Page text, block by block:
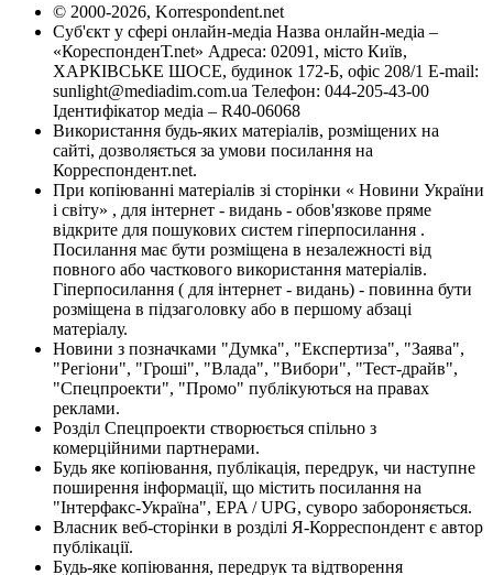
© 2000-2026, Korrespondent.net
Суб'єкт у сфері онлайн-медіа Назва онлайн-медіа –
«КореспонденТ.net» Адреса: 02091, місто Київ,
ХАРКІВСЬКЕ ШОСЕ, будинок 172-Б, офіс 208/1 E-mail:
sunlight@mediadim.com.ua Телефон: 044-205-43-00
Ідентифікатор медіа – R40-06068
Використання будь-яких матеріалів, розміщених на
сайті, дозволяється за умови посилання на
Корреспондент.net.
При копіюванні матеріалів зі сторінки « Новини України
і світу» , для інтернет - видань - обов'язкове пряме
відкрите для пошукових систем гіперпосилання .
Посилання має бути розміщена в незалежності від
повного або часткового використання матеріалів.
Гіперпосилання ( для інтернет - видань) - повинна бути
розміщена в підзаголовку або в першому абзаці
матеріалу.
Новини з позначками "Думка", "Експертиза", "Заява",
"Регіони", "Гроші", "Влада", "Вибори", "Тест-драйв",
"Спецпроекти", "Промо" публікуються на правах
реклами.
Розділ Спецпроекти створюється спільно з
комерційними партнерами.
Будь яке копіювання, публікація, передрук, чи наступне
поширення інформації, що містить посилання на
"Інтерфакс-Україна", EPA / UPG, суворо забороняється.
Власник веб-сторінки в розділі Я-Корреспондент є автор
публікації.
Будь-яке копіювання, передрук та відтворення